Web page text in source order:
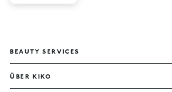
BEAUTY SERVICES
ÜBER KIKO